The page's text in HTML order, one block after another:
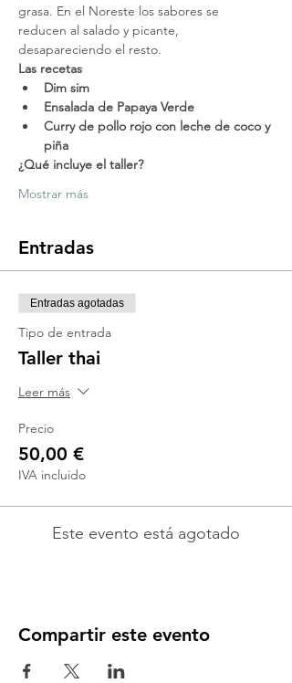
grasa. En el Noreste los sabores se
reducen al salado y picante,
desapareciendo el resto.
Las recetas
Dim sim
Ensalada de Papaya Verde
Curry de pollo rojo con leche de coco y
piña
¿Qué incluye el taller?
Mostrar más
Entradas
Entradas agotadas
Tipo de entrada
Taller thai
Leer más
Precio
50,00 €
IVA incluido
Este evento está agotado
Compartir este evento